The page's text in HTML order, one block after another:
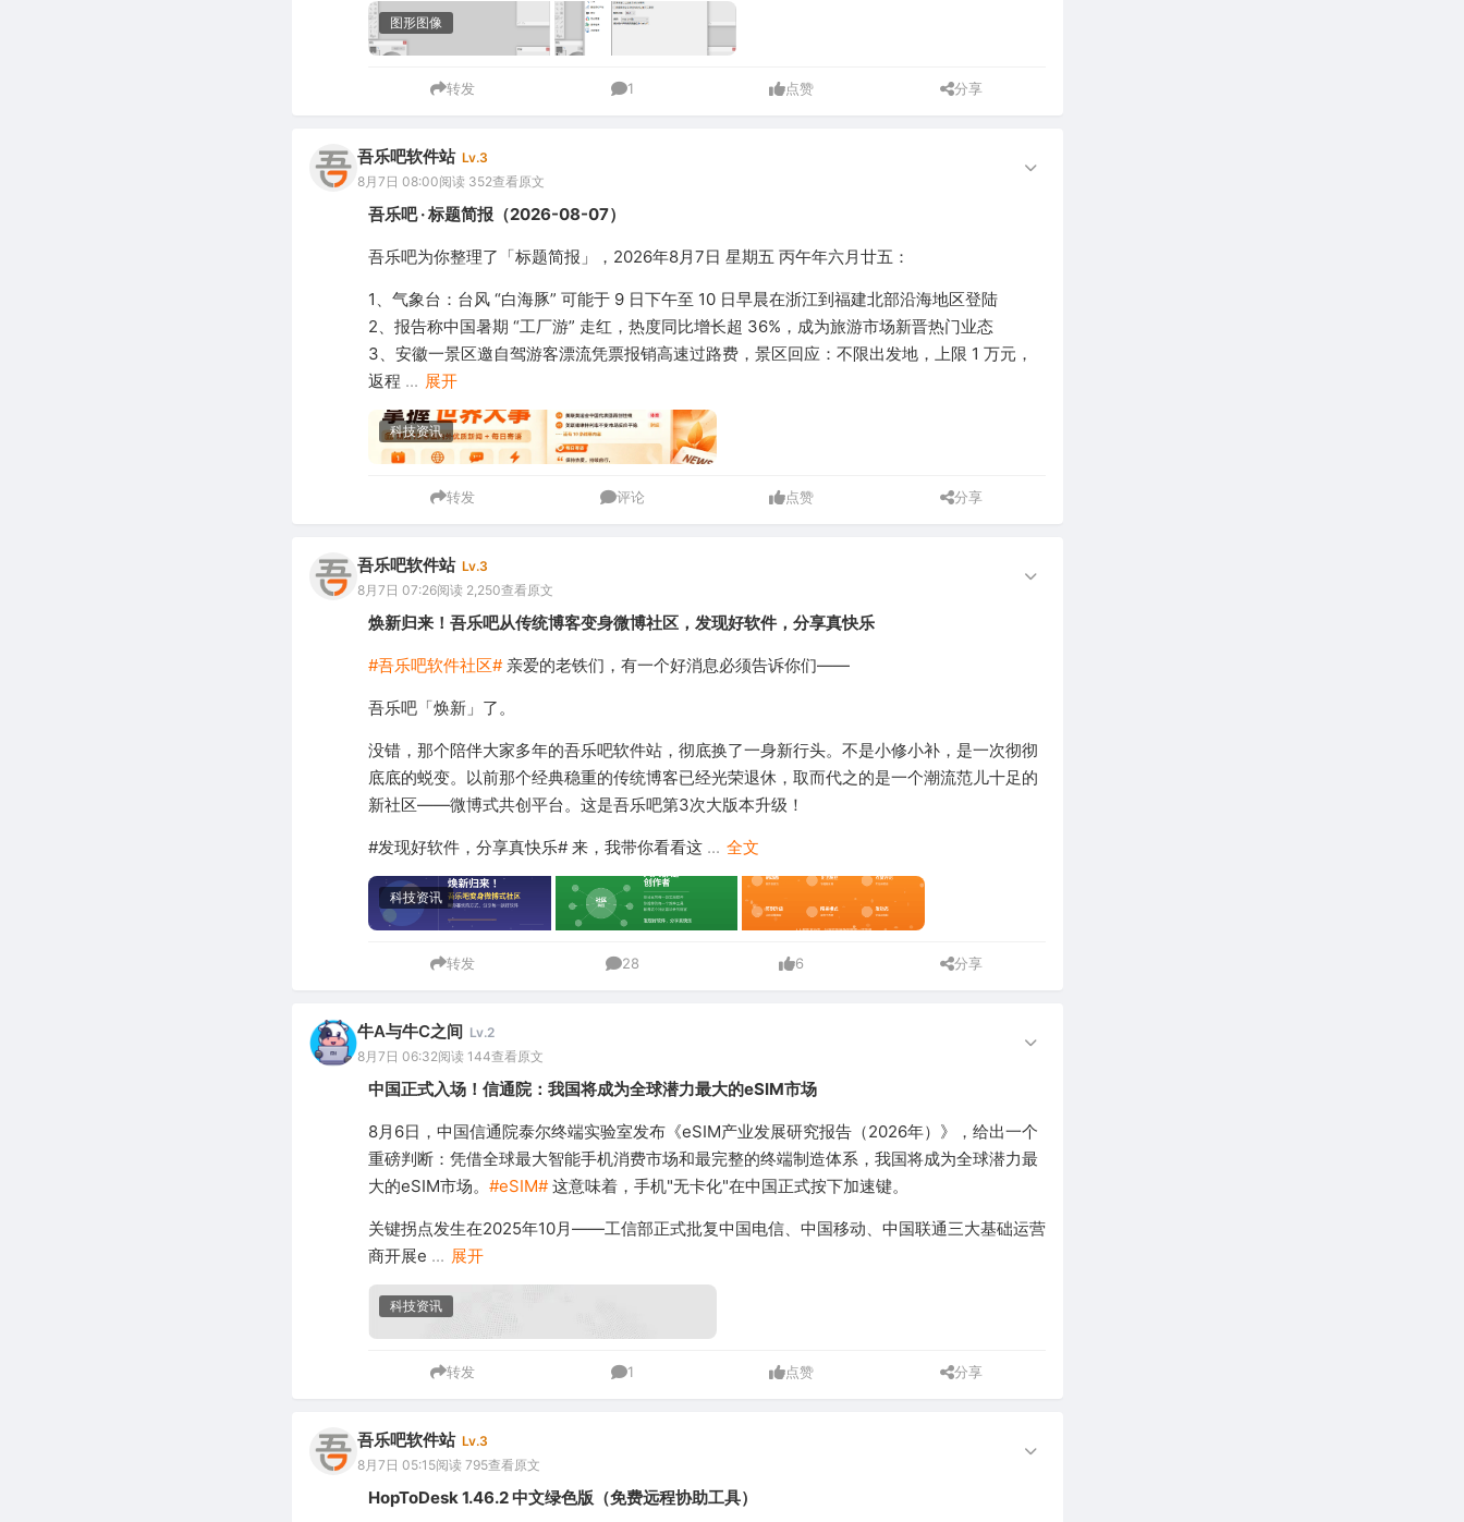
图形图像
转发 1 点赞 分享
吾乐吧软件站 Lv.3
8月7日 08:00阅读 352查看原文
吾乐吧 · 标题简报（2026-08-07）
吾乐吧为你整理了「标题简报」，2026年8月7日 星期五 丙午年六月廿五：
1、气象台：台风 “白海豚” 可能于 9 日下午至 10 日早晨在浙江到福建北部沿海地区登陆
2、报告称中国暑期 “工厂游” 走红，热度同比增长超 36%，成为旅游市场新晋热门业态
3、安徽一景区邀自驾游客漂流凭票报销高速过路费，景区回应：不限出发地，上限 1 万元，
返程 ... 展开
科技资讯
转发 评论 点赞 分享
吾乐吧软件站 Lv.3
8月7日 07:26阅读 2,250查看原文
焕新归来！吾乐吧从传统博客变身微博社区，发现好软件，分享真快乐
#吾乐吧软件社区#亲爱的老铁们，有一个好消息必须告诉你们——
吾乐吧「焕新」了。
没错，那个陪伴大家多年的吾乐吧软件站，彻底换了一身新行头。不是小修小补，是一次彻彻
底底的蜕变。以前那个经典稳重的传统博客已经光荣退休，取而代之的是一个潮流范儿十足的
新社区——微博式共创平台。这是吾乐吧第3次大版本升级！
#发现好软件，分享真快乐# 来，我带你看看这 ... 全文
科技资讯
转发 28 6 分享
牛A与牛C之间 Lv.2
8月7日 06:32阅读 144查看原文
中国正式入场！信通院：我国将成为全球潜力最大的eSIM市场
8月6日，中国信通院泰尔终端实验室发布《eSIM产业发展研究报告（2026年）》，给出一个
重磅判断：凭借全球最大智能手机消费市场和最完整的终端制造体系，我国将成为全球潜力最
大的eSIM市场。 #eSIM#这意味着，手机"无卡化"在中国正式按下加速键。
关键拐点发生在2025年10月——工信部正式批复中国电信、中国移动、中国联通三大基础运营
商开展e ... 展开
科技资讯
转发 1 点赞 分享
吾乐吧软件站 Lv.3
8月7日 05:15阅读 795查看原文
HopToDesk 1.46.2 中文绿色版（免费远程协助工具）